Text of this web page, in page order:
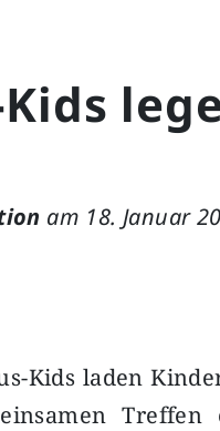
am 18. Januar
Kids laden